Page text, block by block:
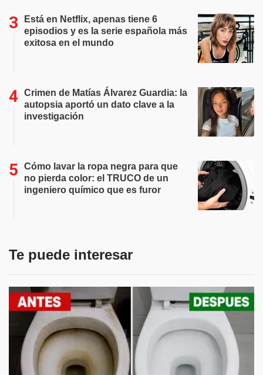
Está en Netflix, apenas tiene 6
episodios y es la serie española más
exitosa en el mundo
Crimen de Matías Álvarez Guardia: la
autopsia aportó un dato clave a la
investigación
Cómo lavar la ropa negra para que
no pierda color: el TRUCO de un
ingeniero químico que es furor
Te puede interesar